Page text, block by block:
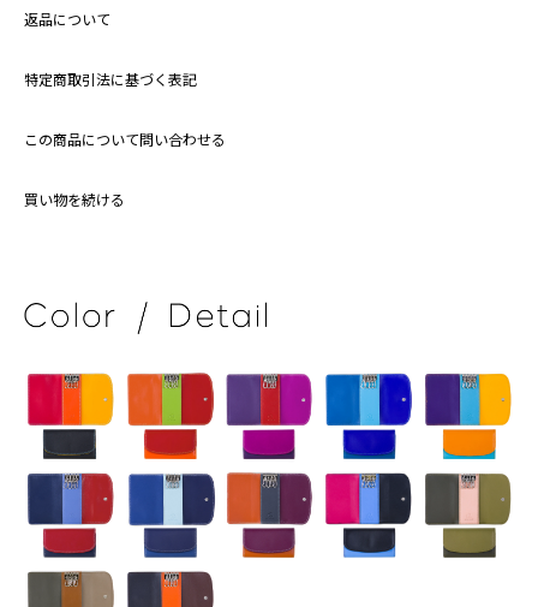
返品について
特定商取引法に基づく表記
この商品について問い合わせる
買い物を続ける